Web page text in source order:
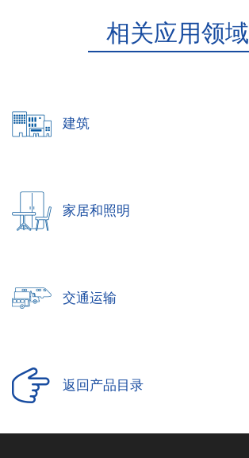
相关应用领域
建筑
家居和照明
交通运输
返回产品目录